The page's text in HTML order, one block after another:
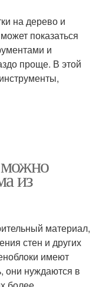
на дерево и
показаться
и
проще. В этой
из
материал,
стен и других
имеют
они нуждаются в